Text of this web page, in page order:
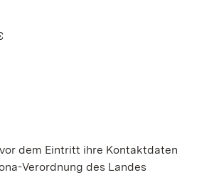
dem Eintritt ihre Kontaktdaten
Verordnung des Landes